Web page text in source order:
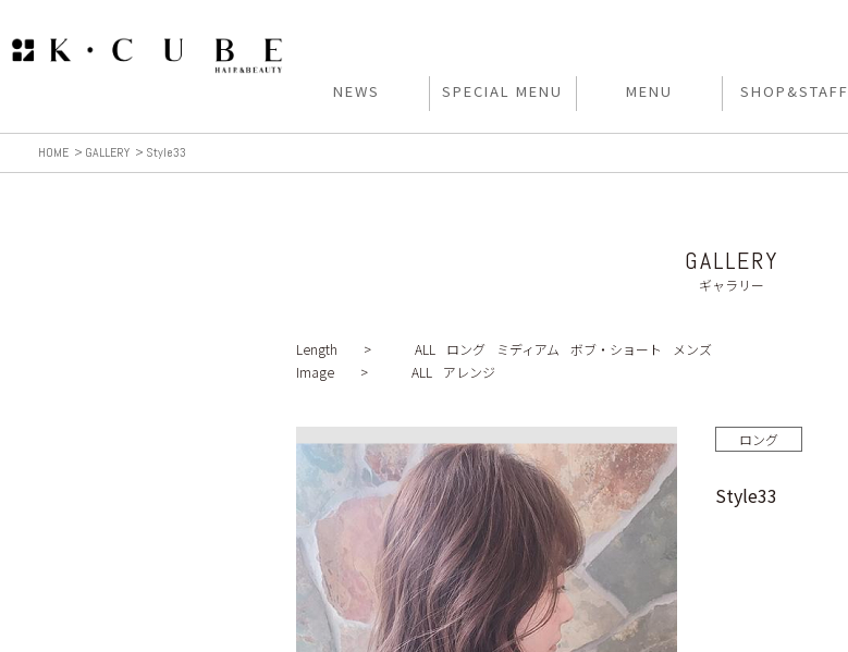
NEWS SPECIAL MENU MENU SHOP&STAFF
HOME GALLERY Style33
GALLERY
ギャラリー
Length > ALL ロング ミディアム ボブ・ショート
メンズ
Image >
ALL アレンジ
ロング
Style33